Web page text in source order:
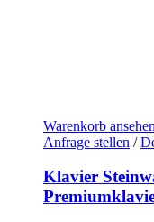
Warenkorb ansehen
Anfrage stellen /
Klavier